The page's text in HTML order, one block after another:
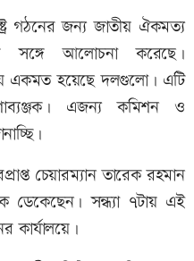
গঠনের জন্য জাতীয় ঐকমত্য
সঙ্গে আলোচনা করেছে।
একমত হয়েছে দলগুলো। এটি
এজন্য কমিশন ও
চেয়ারম্যান তারেক রহমান
ডেকেছেন। সন্ধ্যা ৭টায় এই
কার্যালয়ে।